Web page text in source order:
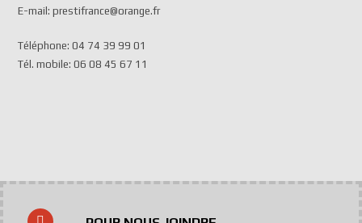
E-mail: prestifrance@orange.fr
Téléphone: 04 74 39 99 01
Tél. mobile: 06 08 45 67 11